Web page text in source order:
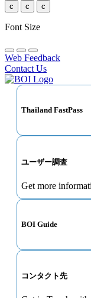
c c c
Font Size
Web Feedback
Contact Us
Thailand FastPass
ユーザー調査
Get more
BOI Guide
コンタクト先